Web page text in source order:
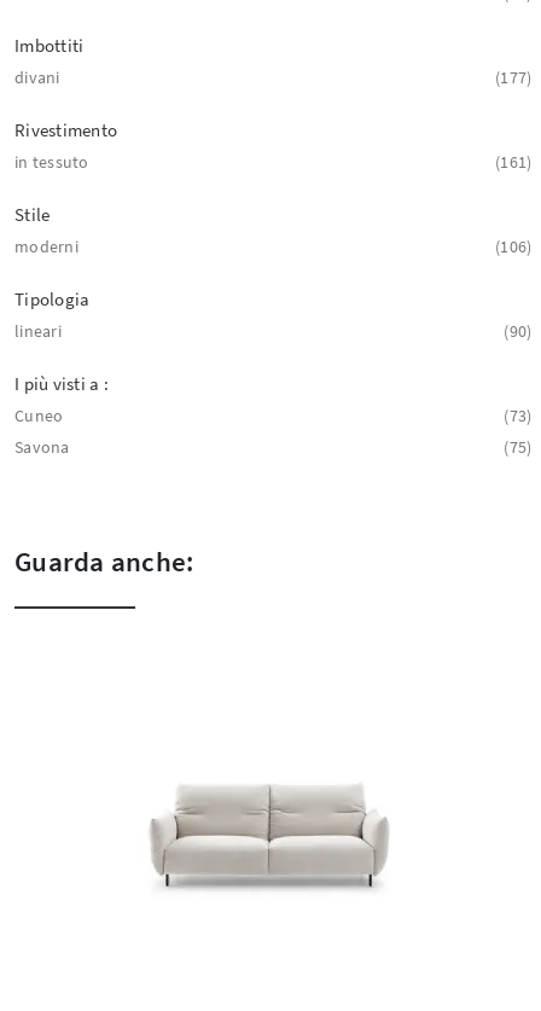
Imbottiti
divani 177
Rivestimento
in tessuto 161
Stile
moderni 106
Tipologia
lineari 90
I più visti a :
Cuneo
73
Savona
75
Guarda anche: